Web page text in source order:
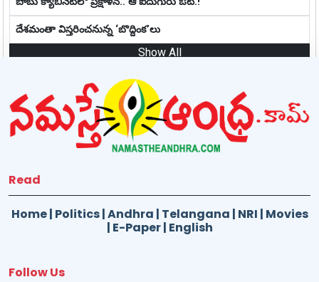
దేశమంతా విస్తరించనున్న ‘బొద్దింక’లు
Show All
Read
Home| Politics|Andhra | Telangana | NRI | Movies
| E-Paper| English
Follow Us